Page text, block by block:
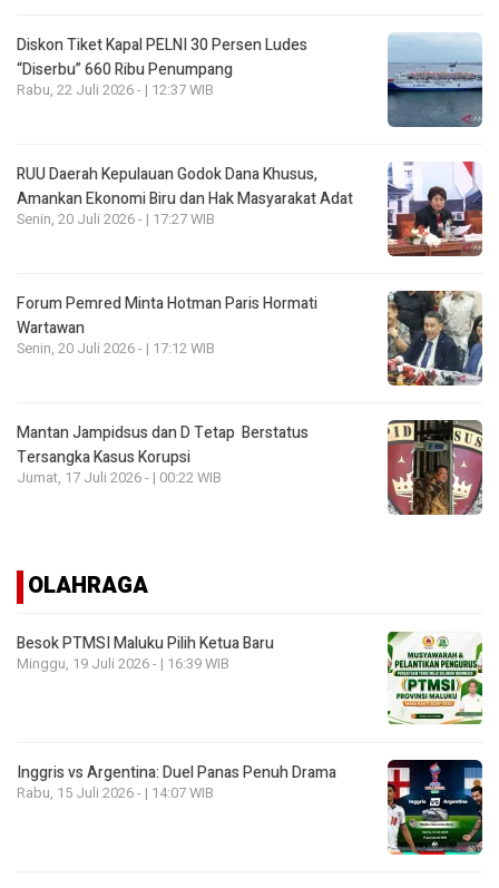
Diskon Tiket Kapal PELNI 30 Persen Ludes
“Diserbu” 660 Ribu Penumpang
Rabu, 22 Juli 2026 - | 12:37 WIB
RUU Daerah Kepulauan Godok Dana Khusus,
Amankan Ekonomi Biru dan Hak Masyarakat Adat
Senin, 20 Juli 2026 - | 17:27 WIB
Forum Pemred Minta Hotman Paris Hormati
Wartawan
Senin, 20 Juli 2026 - | 17:12 WIB
Mantan Jampidsus dan D Tetap Berstatus
Tersangka Kasus Korupsi
Jumat, 17 Juli 2026 - | 00:22 WIB
OLAHRAGA
Besok PTMSI Maluku Pilih Ketua Baru
Minggu, 19 Juli 2026 - | 16:39 WIB
Inggris vs Argentina: Duel Panas Penuh Drama
Rabu, 15 Juli 2026 - | 14:07 WIB